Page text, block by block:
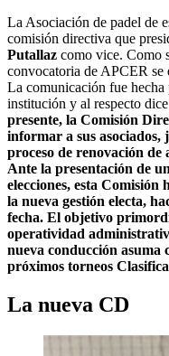
La Asociación de padel de
comisión directiva que
Putallaz como vice. Como
convocatoria de APCER se
La comunicación fue hecha
institución y al respecto
presente, la Comisión
informar a sus asociados,
proceso de renovación
Ante la presentación de
elecciones, esta
la nueva gestión electa,
fecha. El objetivo
operatividad
nueva conducción asuma
próximos torneos
La nueva CD